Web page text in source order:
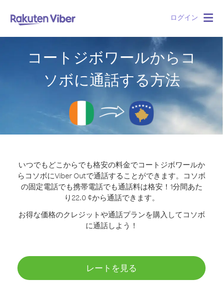
ログイン
コートジボワールからコ
ソボに通話する方法
いつでもどこからでも格安の料金でコートジボワールか
らコソボにViber Outで通話することができます。
コソボ
の固定電話でも携帯電話でも通話料は格安！1分間あた
り22.0 ¢から通話できます。
お得な価格のクレジットや通話プランを購入してコソボ
に通話しよう！
レートを見る